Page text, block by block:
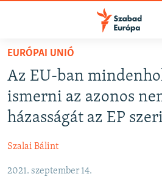
Akadálymentes
Ugrás
fő
oldalra
Ugrás
tartalomjegyzékre
NAPIRENDEN
PODCASTOK
ELEMZŐ
NER15
EURÓPAI UNIÓ
Az EU-ban
ismerni az azonos
házasságát az EP
Szalai Bálint
2021. szeptember 14.
FELIRATKOZÁS